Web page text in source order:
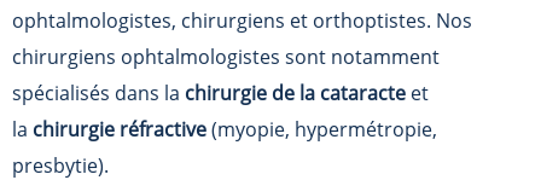
ophtalmologistes, chirurgiens et orthoptistes. Nos
chirurgiens ophtalmologistes sont notamment
spécialisés dans la chirurgie de la cataracte et
la chirurgie réfractive(myopie, hypermétropie,
presbytie).